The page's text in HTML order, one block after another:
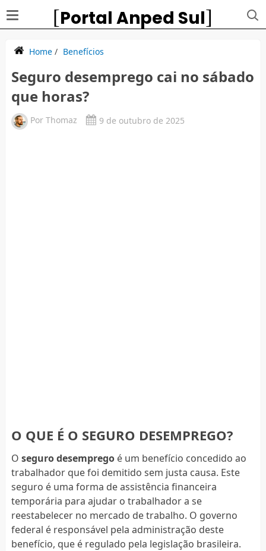
Portal Anped Sul
Home/ Benefícios
Seguro desemprego cai no sábado
que horas?
Por Thomaz 9 de outubro de 2025
O QUE É O SEGURO DESEMPREGO?
O seguro desempregoé um benefício concedido ao
trabalhador que foi demitido sem justa causa. Este
seguro é uma forma de assistência financeira
temporária para ajudar o trabalhador a se
reestabelecer no mercado de trabalho. O governo
federal é responsável pela administração deste
benefício, que é regulado pela legislação brasileira.